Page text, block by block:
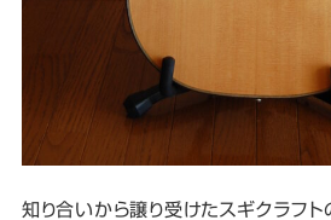
知り合いから譲り受けたスギクラフト